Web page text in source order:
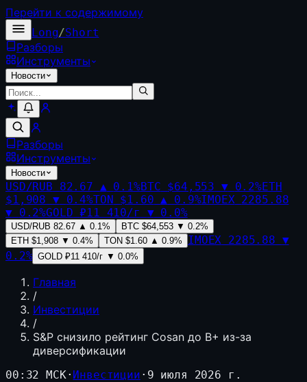
Перейти к содержимому
Long/Short
Разборы
Инструменты
Новости
Разборы
Инструменты
Новости
USD/RUB 82.67 ▲ 0.1%BTC $64,553 ▼ 0.2%ETH
$1,908 ▼ 0.4%TON $1.60 ▲ 0.9%IMOEX 2285.88
▼ 0.2%GOLD ₽11 410/г ▼ 0.0%
USD/RUB 82.67 ▲ 0.1% BTC $64,553 ▼ 0.2%
ETH $1,908 ▼ 0.4% TON $1.60 ▲ 0.9% IMOEX 2285.88 ▼
0.2% GOLD ₽11 410/г ▼ 0.0%
Главная
/
Инвестиции
/
S&P снизило рейтинг Cosan до B+ из-за
диверсификации
00:32 МСК· Инвестиции · 9 июля 2026 г.